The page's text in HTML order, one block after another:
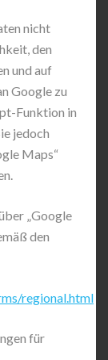
nicht
den
und auf
Google zu
Funktion in
jedoch
Maps“
„Google
den
regional.html
für